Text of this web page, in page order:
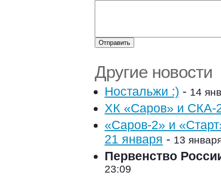
Другие новости
Ностальжи :) - 14
ХК «Саров» и СКА-
«Саров-2» и
21 января - 13
Первенство
23:09